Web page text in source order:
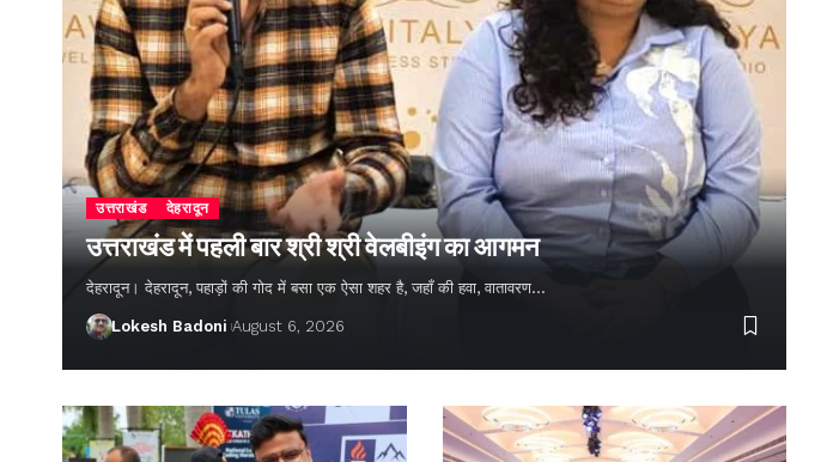
उत्तराखंड देहरादून
उत्तराखंड में पहली बार श्री श्री वेलबीइंग का आगमन
देहरादून। देहरादून, पहाड़ों की गोद में बसा एक ऐसा शहर है, जहाँ की हवा, वातावरण…
Lokesh Badoni August 6, 2026